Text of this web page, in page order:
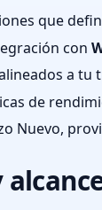
que
con
a tu
de
Nuevo,